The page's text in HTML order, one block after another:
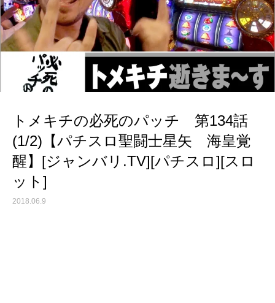
トメキチの必死のパッチ 第134話
(1/2)【パチスロ聖闘士星矢 海皇覚
醒】[ジャンバリ.TV][パチスロ][スロ
ット]
2018.06.9